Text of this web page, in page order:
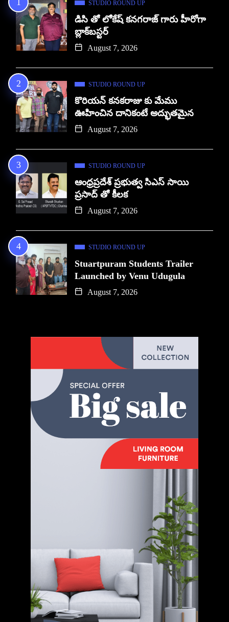
STUDIO ROUND UP
డిసి తో లోకేష్ కనగరాజ్ గారు హీరోగా
బ్లాక్‌బస్టర్
August 7, 2026
STUDIO ROUND UP
కొరియన్ కనకరాజు కు మేము
ఊహించిన దానికంటే అద్భుతమైన
August 7, 2026
STUDIO ROUND UP
ఆంధ్రప్రదేశ్ ప్రభుత్వ సిఎస్ సాయి
ప్రసాద్ తో కీలక
August 7, 2026
STUDIO ROUND UP
Stuartpuram Students Trailer
Launched by Venu Udugula
August 7, 2026